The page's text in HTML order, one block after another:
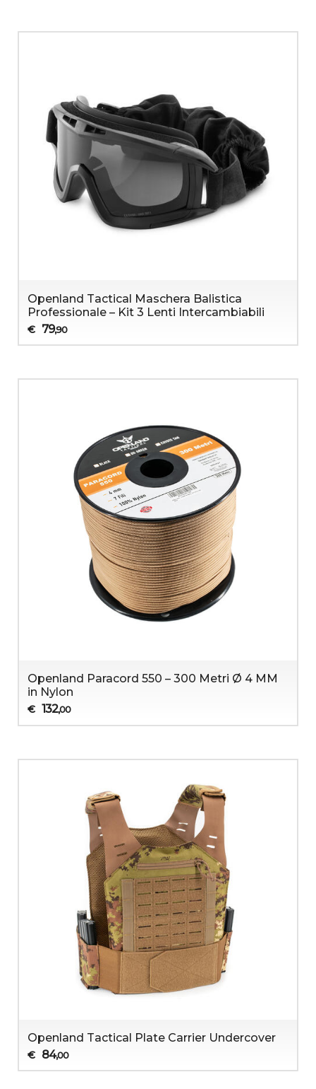
Openland Tactical Maschera Balistica
Professionale – Kit 3 Lenti Intercambiabili
€ 79,90
Openland Paracord 550 – 300 Metri Ø 4 MM
in Nylon
€ 132,00
Openland Tactical Plate Carrier Undercover
€ 84,00